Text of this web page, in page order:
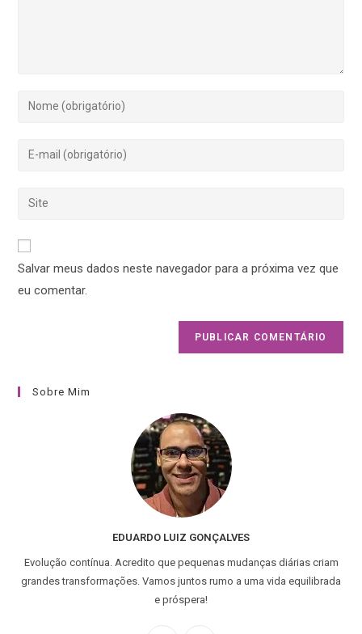
Salvar meus dados neste navegador para a próxima vez que
eu comentar.
Sobre Mim
EDUARDO LUIZ GONÇALVES
Evolução contínua. Acredito que pequenas mudanças diárias criam
grandes transformações. Vamos juntos rumo a uma vida equilibrada
e próspera!